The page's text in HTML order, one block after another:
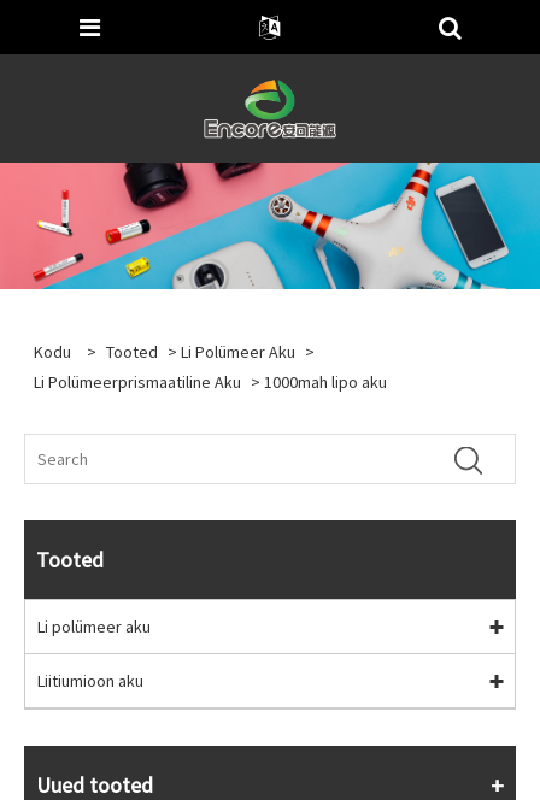
Kodu > Tooted >Li Polümeer Aku >
Li Polümeerprismaatiline Aku > 1000mah lipo aku
Tooted
Li polümeer aku
Liitiumioon aku
Uued tooted